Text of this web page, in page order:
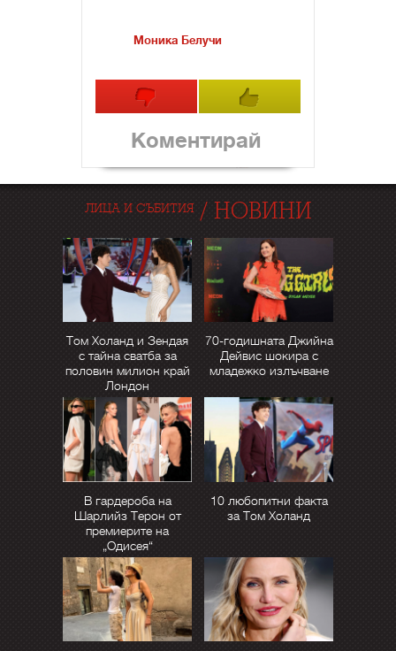
Моника Белучи
Коментирай
ЛИЦА И СЪБИТИЯ/ НОВИНИ
Том Холанд и Зендая
с тайна сватба за
половин милион край
Лондон
70-годишната Джийна
Дейвис шокира с
младежко излъчване
В гардероба на
Шарлийз Терон от
премиерите на
„Одисея“
10 любопитни факта
за Том Холанд